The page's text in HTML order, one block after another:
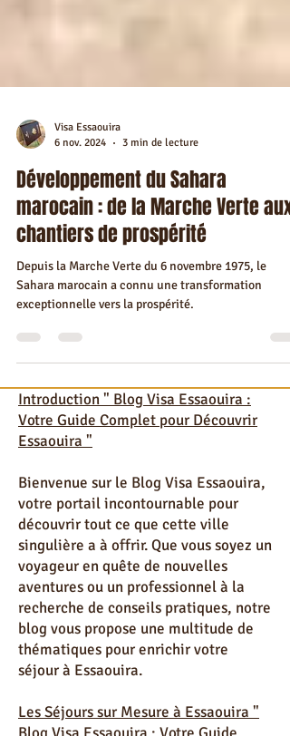
Visa Essaouira
6 nov. 2024
3 min de lecture
Développement du Sahara
marocain : de la Marche Verte aux
chantiers de prospérité
Sahara marocain a connu une transformation
Introduction " Blog Visa Essaouira :
Essaouira "
Bienvenue sur le Blog Visa Essaouira,
votre portail incontournable pour
découvrir tout ce que cette ville
singulière a à offrir. Que vous soyez un
voyageur en quête de nouvelles
aventures ou un professionnel à la
recherche de conseils pratiques, notre
blog vous propose une multitude de
séjour à Essaouira.